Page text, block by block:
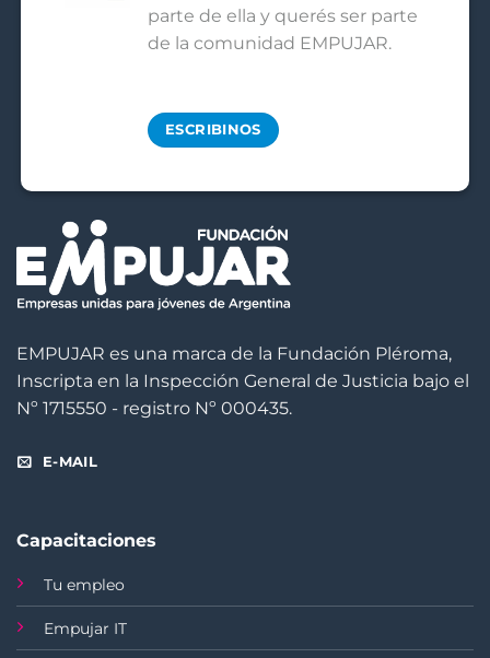
parte de ella y querés ser parte
de la comunidad EMPUJAR.
ESCRIBINOS
EMPUJAR es una marca de la Fundación Pléroma,
Inscripta en la Inspección General de Justicia bajo el
Nº 1715550 - registro Nº 000435.
E-MAIL
Capacitaciones
Tu empleo
Empujar IT